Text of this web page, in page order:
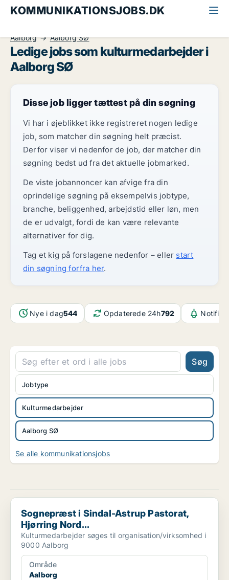
KOMMUNIKATIONSJOBS.DK
Aalborg
Aalborg SØ
Ledige jobs som kulturmedarbejder i
Aalborg SØ
Disse job ligger tættest på din søgning
Vi har i øjeblikket ikke registreret nogen ledige
job, som matcher din søgning helt præcist.
Derfor viser vi nedenfor de job, der matcher din
søgning bedst ud fra det aktuelle jobmarked.
De viste jobannoncer kan afvige fra din
oprindelige søgning på eksempelvis jobtype,
branche, beliggenhed, arbejdstid eller løn, men
de er udvalgt, fordi de kan være relevante
alternativer for dig.
Tag et kig på forslagene nedenfor – eller start
din søgning forfra her.
Nye i dag544 Opdaterede 24h792
Søg
Kulturmedarbejder
Aalborg SØ
Jobtype
Se alle kommunikationsjobs
Sognepræst i Sindal-Astrup Pastorat, Hjørring Nord...
Sognepræst i Sindal-Astrup Pastorat,
Hjørring Nord...
Kulturmedarbejder søges til organisation/virksomhed i
9000 Aalborg
Område
Aalborg